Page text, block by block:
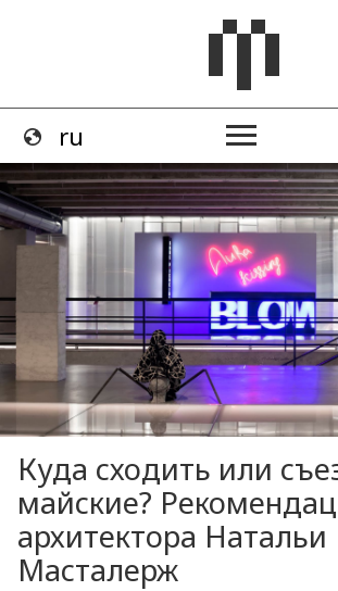
Куда сходить или
майские?
архитектора Натальи
Масталерж